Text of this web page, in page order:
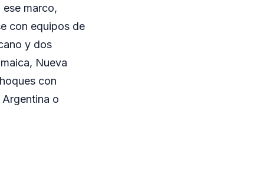
marco,
con equipos de
y dos
Nueva
con
o